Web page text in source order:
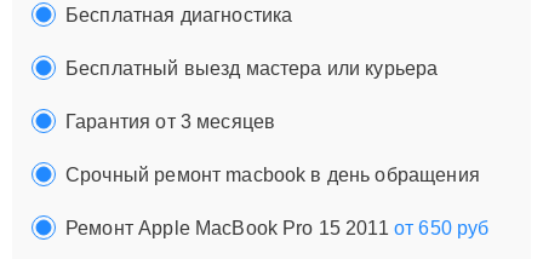
Бесплатная диагностика
Бесплатный выезд мастера или курьера
Гарантия от 3 месяцев
Срочный ремонт macbook в день обращения
Ремонт Apple MacBook Pro 15 2011 от 650 руб